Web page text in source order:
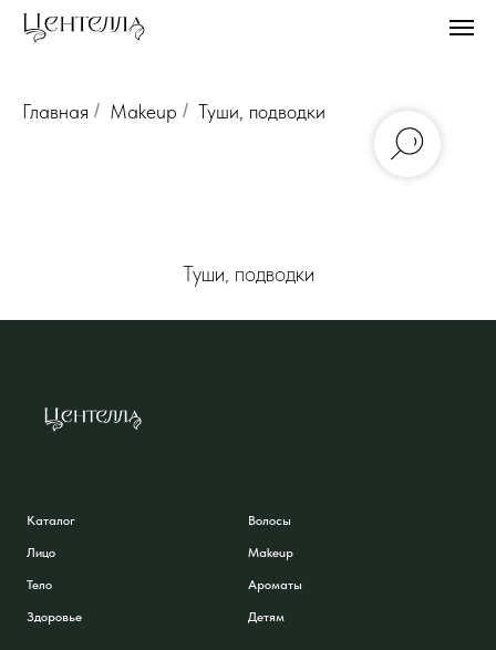
Главная / Makeup / Туши, подводки
Туши, подводки
Каталог
Лицо
Тело
Здоровье
Волосы
Makeup
Ароматы
Детям